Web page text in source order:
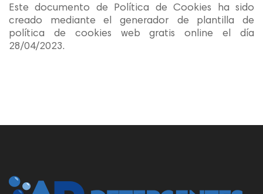
Este documento de Política de Cookies ha sido
creado mediante el generador de plantilla de
política de cookies web gratis online el día
28/04/2023.